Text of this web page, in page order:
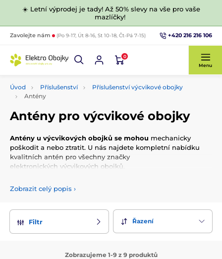
☀️ Letní výprodej je tady! Až 50% slevy na vše pro vaše
mazlíčky!
Zavolejte nám (Po 9-17, Út 8-16, St 10-18, Čt-Pá 7-15) +420 216 216 106
0
Menu
Úvod Příslušenství
Příslušenství výcvikové obojky
Antény
Antény pro výcvikové obojky
Antény u výcvikových obojků se mohou mechanicky
poškodit a nebo ztratit. U nás najdete kompletní nabídku
kvalitních antén pro všechny značky
elektronických výcvikových obojků.
Zobrazit celý popis ›
Filtr Řazení
Zobrazujeme 1-9 z 9 produktů